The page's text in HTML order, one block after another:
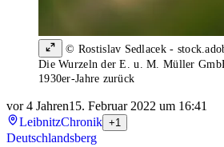
© Rostislav Sedlacek -
Die Wurzeln der E. u. M. Müller
1930er-Jahre zurück
vor 4 Jahren15. Februar 2022 um 16:41
LeibnitzChronik +1
Deutschlandsberg